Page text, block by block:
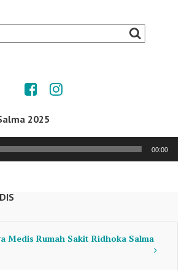
2025
00:00
Medis Rumah Sakit Ridhoka Salma